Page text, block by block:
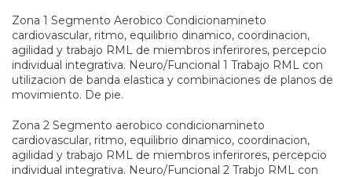
Zona 1 Segmento Aerobico Condicionamineto
cardiovascular, ritmo, equilibrio dinamico, coordinacion,
agilidad y trabajo RML de miembros inferirores, percepcio
individual integrativa. Neuro/Funcional 1 Trabajo RML con
utilizacion de banda elastica y combinaciones de planos de
movimiento. De pie.
Zona 2 Segmento aerobico condicionamineto
cardiovascular, ritmo, equilibrio dinamico, coordinacion,
agilidad y trabajo RML de miembros inferirores, percepcio
individual integrativa. Neuro/Funcional 2 Trabjo RML con